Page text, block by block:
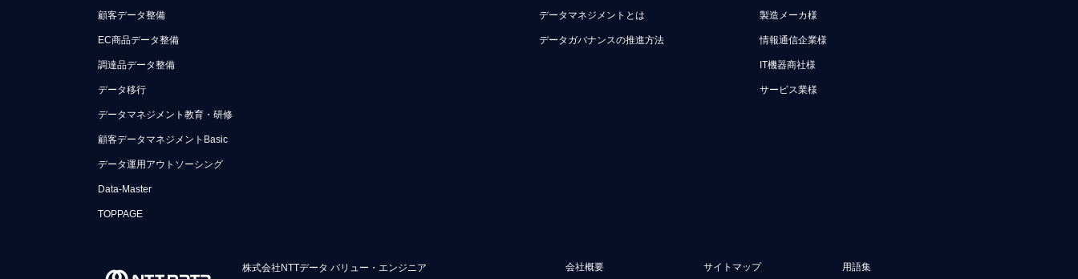
顧客データ整備
EC商品データ整備
調達品データ整備
データ移行
データマネジメント教育・研修
顧客データマネジメントBasic
データ運用アウトソーシング
Data-Master
TOPPAGE
データマネジメントとは
データガバナンスの推進方法
製造メーカ様
情報通信企業様
IT機器商社様
サービス業様
会社概要 サイトマップ 用語集
株式会社NTTデータ バリュー・エンジニア